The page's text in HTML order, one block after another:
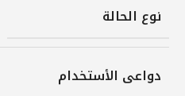
نوع الحالة
دواعى الأستخدام